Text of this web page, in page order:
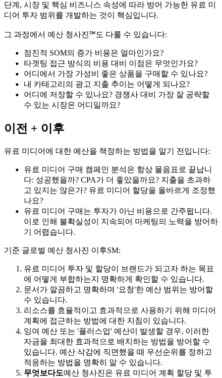
단계, 시장 및 핵심 비즈니스 속성에 따라 방어 가능한 유료 미
디어 투자 범위를 개발하는 것이 핵심입니다.
그 과정에서 예산 청사진℠도 다룰 수 있습니다:
점진적 SOM의 증가 비용은 얼마인가요?
타겟팅 접근 방식의 비용 대비 이점은 무엇인가요?
어디에서 가장 가성비 좋은 상품을 구매할 수 있나요?
내 카테고리의 광고 지출 추이는 어떻게 되나요?
어디에 저장할 수 있나요? 경쟁사 대비 가장 잘 공략할
수 있는 시장은 어디일까요?
이전 + 이후
유료 미디어에 대한 예산을 책정하는 방법을 알기 전입니다:
유료 미디어 구매 캠페인 분석은 항상 물음표로 끝납니
다: 성공했을까? CPA가 더 좋았을까요? 지출을 초과하
고 있지는 않은가? 유료 미디어 할당을 올바르게 조정했
나요?
유료 미디어 구매는 투자가 아닌 비용으로 간주됩니다.
이로 인해 불확실성이 지속되어 마케팅의 노력을 방어하
기 어렵습니다.
기준 글로벌 예산 청사진 이후SM:
유료 미디어 투자 및 할당이 브랜드가 되고자 하는 목표
에 어떻게 부합하는지 명확하게 확인할 수 있습니다.
문서가 깔끔하고 명확하며 '요청'한 예산 범위는 방어할
수 있습니다.
리소스를 효율적이고 효과적으로 사용하기 위해 미디어
계획에 접근하는 방법에 대한 지침이 있습니다.
잉여 예산 또는 '플러스업' 예산이 발생할 경우, 이러한
자금을 최대한 효과적으로 배치하는 방법을 방어할 수
있습니다. 예산 삭감에 직면했을 때 우선순위를 정하고
적응하는 방법을 명확히 알 수 있습니다.
무엇보다도예산 청사진은 유료 미디어 계획 할당 및 투